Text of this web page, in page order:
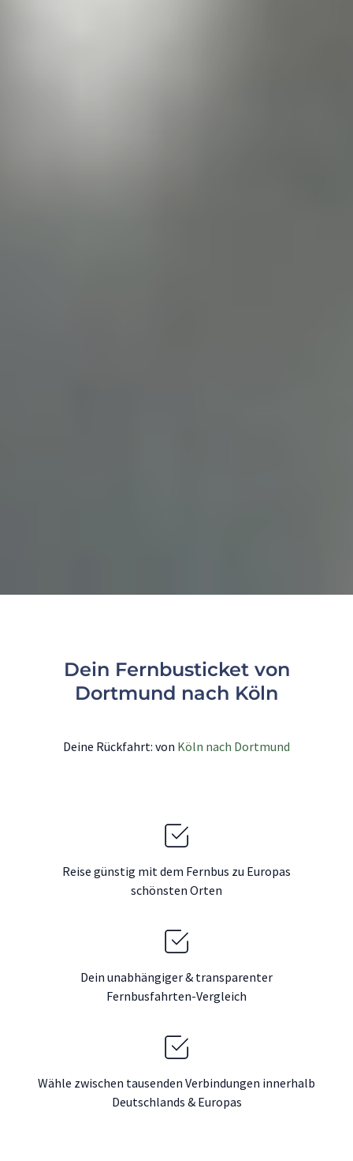
Dein Fernbusticket von
Dortmund nach Köln
Deine Rückfahrt: von Köln nach Dortmund
Reise günstig mit dem Fernbus zu Europas
schönsten Orten
Dein unabhängiger & transparenter
Fernbusfahrten-Vergleich
Wähle zwischen tausenden Verbindungen innerhalb
Deutschlands & Europas